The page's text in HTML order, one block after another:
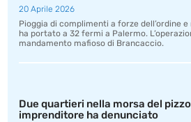
20 Aprile 2026
Pioggia di complimenti a forze dell’ordine
ha portato a 32 fermi a Palermo.
mandamento mafioso di Brancaccio.
Due quartieri nella morsa del
imprenditore ha denunciato